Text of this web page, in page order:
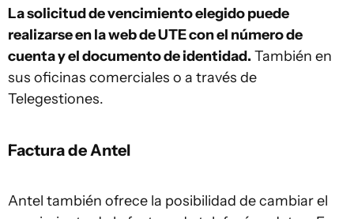
La solicitud de vencimiento elegido puede
realizarse en la web de UTE con el número de
cuenta y el documento de identidad. También en
sus oficinas comerciales o a través de
Telegestiones.
Factura de Antel
Antel también ofrece la posibilidad de cambiar el